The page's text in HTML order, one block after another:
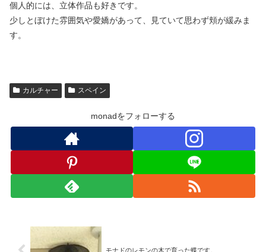
個人的には、立体作品も好きです。
少しとぼけた雰囲気や愛嬌があって、見ていて思わず頬が緩みま
す。
カルチャー スペイン
monadをフォローする
モナドのレモンの木で育った蝶です。